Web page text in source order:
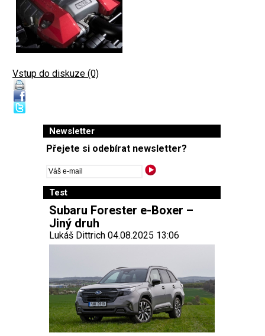
Vstup do diskuze (0)
Newsletter
Přejete si odebírat newsletter?
Test
Subaru Forester e-Boxer –
Jiný druh
Lukáš Dittrich 04.08.2025 13:06